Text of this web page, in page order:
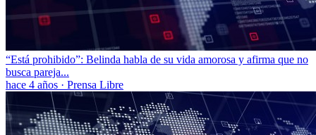
“Está prohibido”: Belinda habla de su vida amorosa y afirma que no
busca pareja...
hace 4 años · Prensa Libre